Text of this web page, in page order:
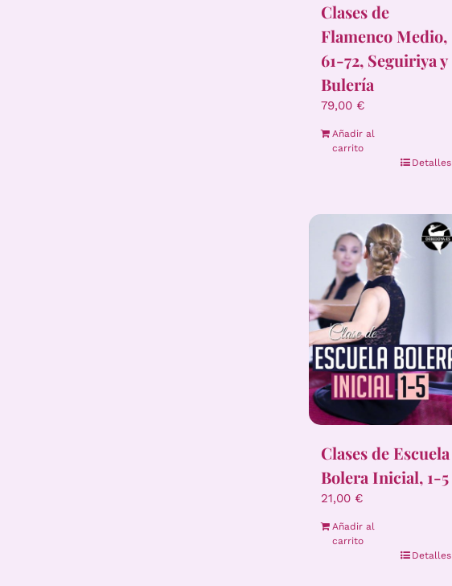
Clases de
Flamenco Medio,
61-72, Seguiriya y
Bulería
79,00 €
Añadir al
carrito
Detalles
Clases de Escuela
Bolera Inicial, 1-5
21,00 €
Añadir al
carrito
Detalles